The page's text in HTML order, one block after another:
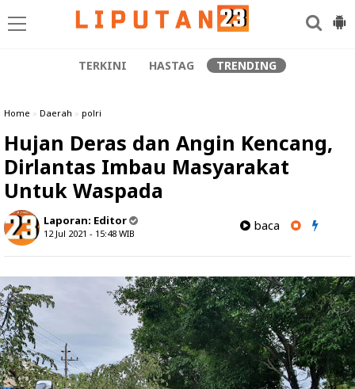
TERKINI HASTAG TRENDING
Home » Daerah » polri
Hujan Deras dan Angin Kencang,
Dirlantas Imbau Masyarakat
Untuk Waspada
Laporan: Editor
12 Jul 2021 - 15:48 WIB
baca